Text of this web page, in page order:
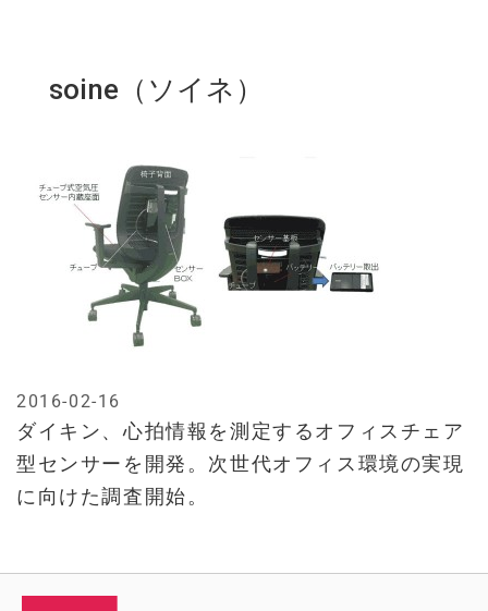
soine（ソイネ）
ダイキン、心拍情報を測定するオフィスチェア
型センサーを開発。次世代オフィス環境の実現
に向けた調査開始。
2016-02-16